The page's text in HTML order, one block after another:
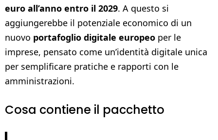
euro all’anno entro il 2029. A questo si
aggiungerebbe il potenziale economico di un
nuovo portafoglio digitale europeo per le
imprese, pensato come un’identità digitale unica
per semplificare pratiche e rapporti con le
amministrazioni.
Cosa contiene il pacchetto